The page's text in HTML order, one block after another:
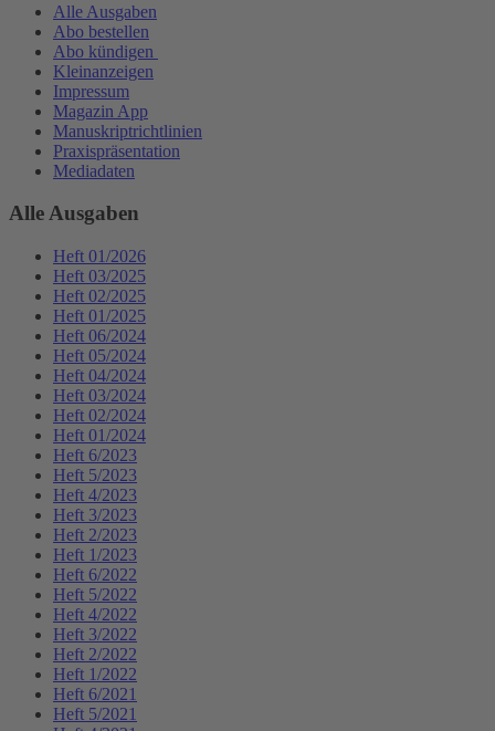
Alle Ausgaben
Abo bestellen
Abo kündigen
Kleinanzeigen
Impressum
Magazin App
Manuskriptrichtlinien
Praxispräsentation
Mediadaten
Alle Ausgaben
Heft 01/2026
Heft 03/2025
Heft 02/2025
Heft 01/2025
Heft 06/2024
Heft 05/2024
Heft 04/2024
Heft 03/2024
Heft 02/2024
Heft 01/2024
Heft 6/2023
Heft 5/2023
Heft 4/2023
Heft 3/2023
Heft 2/2023
Heft 1/2023
Heft 6/2022
Heft 5/2022
Heft 4/2022
Heft 3/2022
Heft 2/2022
Heft 1/2022
Heft 6/2021
Heft 5/2021